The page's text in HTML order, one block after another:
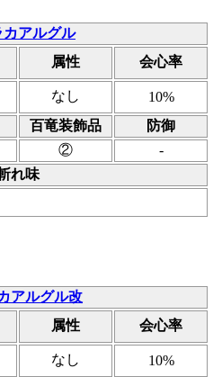
カアルグル
属性 会心率
なし
10%
百竜装飾品
防御
②
-
れ味
アルグル改
属性 会心率
なし
10%